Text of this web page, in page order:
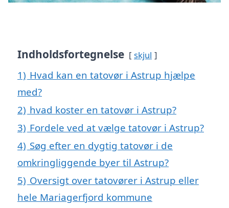
Indholdsfortegnelse skjul
1) Hvad kan en tatovør i Astrup hjælpe
med?
2) hvad koster en tatovør i Astrup?
3) Fordele ved at vælge tatovør i Astrup?
4) Søg efter en dygtig tatovør i de
omkringliggende byer til Astrup?
5) Oversigt over tatovører i Astrup eller
hele Mariagerfjord kommune